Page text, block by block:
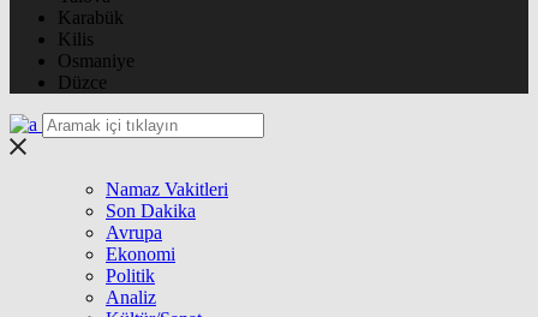
Karabük
Kilis
Osmaniye
Düzce
Namaz Vakitleri
Son Dakika
Avrupa
Ekonomi
Politik
Analiz